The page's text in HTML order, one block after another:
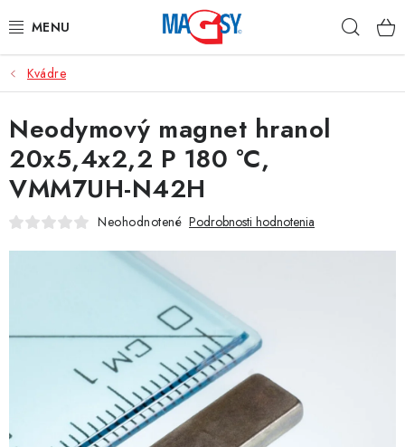
na
HLAVNÉ KATEGÓRIE
MAGNETICKÉ POMÔCKY
PRIEMYSELNÉ MAGNETY
OSTATNÉ MAGNETY
NEREZOVÉ MATERIÁLY
Obchodné podmienky
Ochrana osobných údajov
Kvádre
Neodymový magnet hranol
20x5,4x2,2 P 180 °C,
VMM7UH-N42H
Neohodnotené Podrobnosti hodnotenia